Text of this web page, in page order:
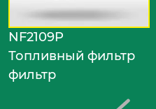
NF2109P
Топливный фильтр
фильтр